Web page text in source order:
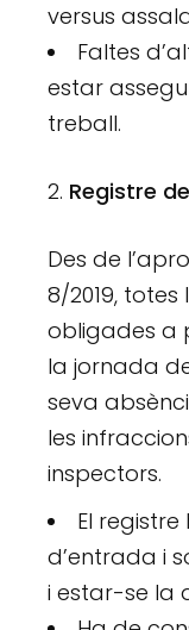
versus
Faltes
estar
treball.
Registre
Des de
8/2019,
obligades a
la jornada
seva
les
inspectors.
El registre
d’entrada i
i estar-se la